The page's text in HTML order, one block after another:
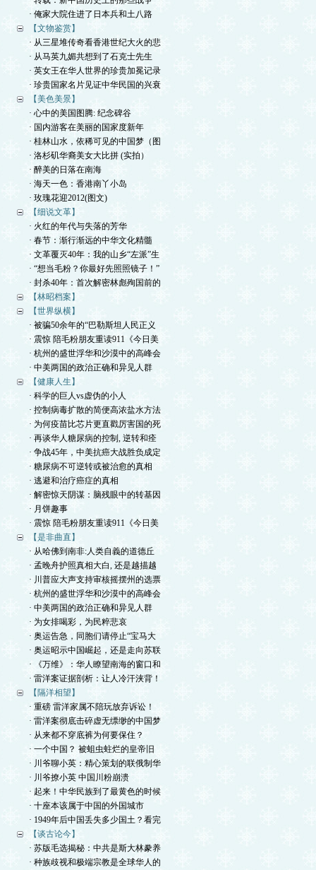
· 俺家大院住进了日本兵和土八路
【文物鉴赏】
· 从三星堆传奇看香港世纪大火的悲
· 从马英九媚共想到了石克士先生
· 英女王在华人世界的珍贵加冕记录
· 珍贵国家名片见证中华民国的兴衰
【美色美景】
· 心中的美国图腾: 纪念碑谷
· 国内游客在美丽的国家度新年
· 桂林山水，依稀可见的中国梦（图
· 洛杉矶华裔美女大比拼 (实拍）
· 醉美的日落在南海
· 海天一色：香港南丫小岛
· 玫瑰花迎2012(图文)
【细说文革】
· 火红的年代与失落的芳华
· 春节：渐行渐远的中华文化精髓
· 文革覆灭40年：我的山乡“左派”生
· “想当毛粉？你最好先照照镜子！”
· 封杀40年：首次解密林彪殉国前的
【林昭档案】
【世界纵横】
· 被骗50余年的“巴勒斯坦人民正义
· 震惊 陪毛粉朋友重读911《今日美
· 杭州的盛世浮华和沙漠中的高峰会
· 中美两国的政治正确和异见人群
【健康人生】
· 科学的巨人vs虚伪的小人
· 控制病毒扩散的简便高浓盐水方法
· 为何疫苗比芯片更直戳厉害国的死
· 再谈华人糖尿病的控制, 逆转和痊
· 争战45年，中美抗癌大战胜负成定
· 糖尿病不可逆转或被治愈的真相
· 逃避和治疗癌症的真相
· 解密惊天阴谋：脑残眼中的转基因
· 月饼趣事
· 震惊 陪毛粉朋友重读911《今日美
【是非曲直】
· 从哈佛到南非:人类自義的道德丘
· 孟晚舟护照真相大白, 还是越描越
· 川普应大声支持审核摇摆州的选票
· 杭州的盛世浮华和沙漠中的高峰会
· 中美两国的政治正确和异见人群
· 为女排喝彩，为民粹悲哀
· 奥运告急，同胞们请停止“宝马大
· 奥运昭示中国崛起，还是走向苏联
· 《万维》：华人瞭望南海的窗口和
· 雷洋案证据剖析：让人冷汗浃背！
【隔洋相望】
· 重磅 雷洋家属不陪玩放弃诉讼！
· 雷洋案彻底击碎虚无缥缈的中国梦
· 从来都不穿底裤为何要保住？
· 一个中国？ 被蛆虫蛀烂的皇帝旧
· 川爷聊小英：精心策划的联俄制华
· 川爷撩小英 中国川粉崩溃
· 起来！中华民族到了最黄色的时候
· 十座本该属于中国的外国城市
· 1949年后中国丢失多少国土？看完
【谈古论今】
· 苏版毛选揭秘：中共是斯大林豢养
· 种族歧视和极端宗教是全球华人的